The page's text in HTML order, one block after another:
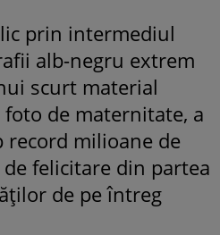
prin intermediul
alb-negru extrem
scurt material
de maternitate, a
milioane de
felicitare din partea
de pe întreg